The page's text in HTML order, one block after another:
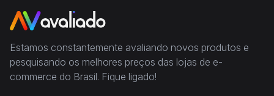
Estamos constantemente avaliando novos produtos e
pesquisando os melhores preços das lojas de e-
commerce do Brasil. Fique ligado!